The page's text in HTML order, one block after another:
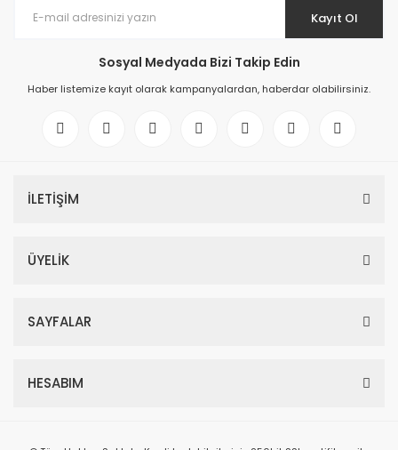
Kayıt Ol
Sosyal Medyada Bizi Takip Edin
Haber listemize kayıt olarak kampanyalardan, haberdar olabilirsiniz.
İLETİŞİM
ÜYELİK
SAYFALAR
HESABIM